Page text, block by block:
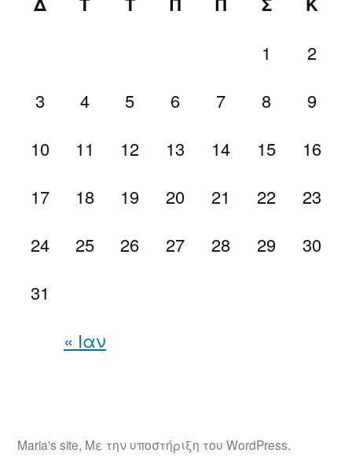
« Ιαν
1
2
3
4 5 6 7 8
9
10
11 12 13 14 15
16
17
18 19 20 21 22
23
24
25 26 27 28 29
30
31
Maria's site, Με την υποστήριξη του WordPress.